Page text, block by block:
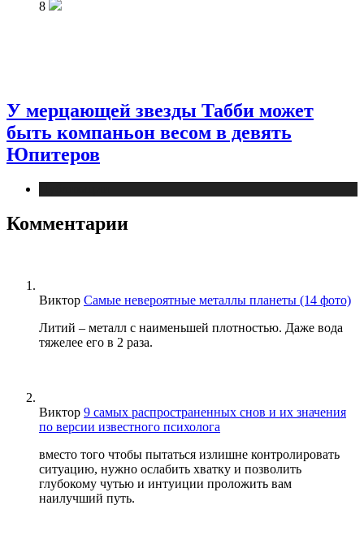
8
У мерцающей звезды Табби может
быть компаньон весом в девять
Юпитеров
Комментарии
Виктор Самые невероятные металлы планеты (14 фото)
Литий – металл с наименьшей плотностью. Даже вода
тяжелее его в 2 раза.
Виктор 9 самых распространенных снов и их значения
по версии известного психолога
вместо того чтобы пытаться излишне контролировать
ситуацию, нужно ослабить хватку и позволить
глубокому чутью и интуиции проложить вам
наилучший путь.